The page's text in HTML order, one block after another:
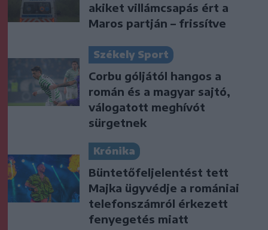
akiket villámcsapás ért a
Maros partján – frissítve
Székely Sport
Corbu góljától hangos a
román és a magyar sajtó,
válogatott meghívót
sürgetnek
Krónika
Büntetőfeljelentést tett
Majka ügyvédje a romániai
telefonszámról érkezett
fenyegetés miatt